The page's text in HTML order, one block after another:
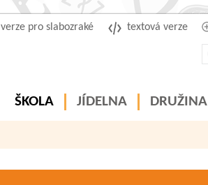
textová verze
verze pro slabozraké
ŠKOLA JÍDELNA DRUŽINA